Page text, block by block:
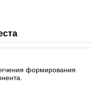
формирования